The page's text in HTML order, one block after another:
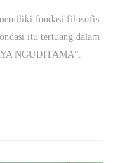
fondasi filosofis
itu tertuang dalam
NGUDITAMA".